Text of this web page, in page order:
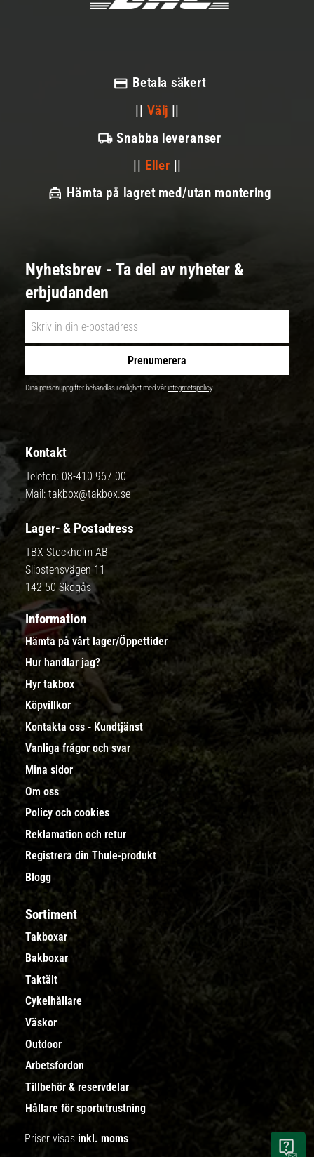
Betala säkert
|| Välj ||
Snabba leveranser
|| Eller ||
Hämta på lagret med/utan montering
Nyhetsbrev - Ta del av nyheter &
erbjudanden
Prenumerera
Dina personuppgifter behandlas i enlighet med vårintegritetspolicy.
Kontakt
Telefon: 08-410 967 00
Mail: takbox@takbox.se
Lager- & Postadress
TBX Stockholm AB
Slipstensvägen 11
142 50 Skogås
Information
Hämta på vårt lager/Öppettider
Hur handlar jag?
Hyr takbox
Köpvillkor
Kontakta oss - Kundtjänst
Vanliga frågor och svar
Mina sidor
Om oss
Policy och cookies
Reklamation och retur
Registrera din Thule-produkt
Blogg
Sortiment
Takboxar
Bakboxar
Taktält
Cykelhållare
Väskor
Outdoor
Arbetsfordon
Tillbehör & reservdelar
Hållare för sportutrustning
Priser visas inkl. moms